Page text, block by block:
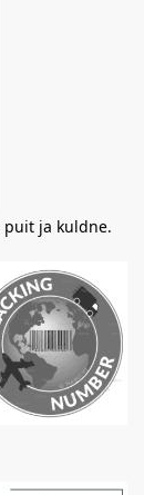
puit ja kuldne.